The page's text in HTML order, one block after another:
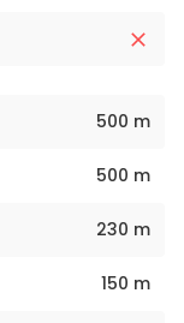
500 m
500 m
230 m
150 m